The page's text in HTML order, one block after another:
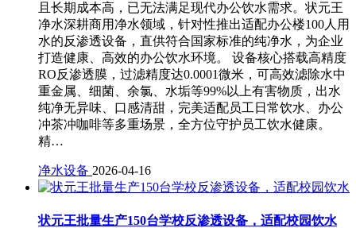
且长期成本高，已无法满足现代办公饮水需求。状元王
净水深耕商用净水领域，针对性推出适配办公楼100人用
水的反渗透设备，直供符合国家标准的纯净水，为企业
打造健康、高效的办公饮水环境。 设备核心搭载高精度
RO反渗透膜，过滤精度达0.0001微米，可高效滤除水中
重金属、细菌、余氯、水垢等99%以上有害物质，出水
纯净无异味、口感清甜，完美适配员工日常饮水、办公
冲茶冲咖啡等多重场景，全方位守护员工饮水健康。
精…
净水设备 2026-04-16
状元王批量生产150台学校反渗透设备，适配校园饮水